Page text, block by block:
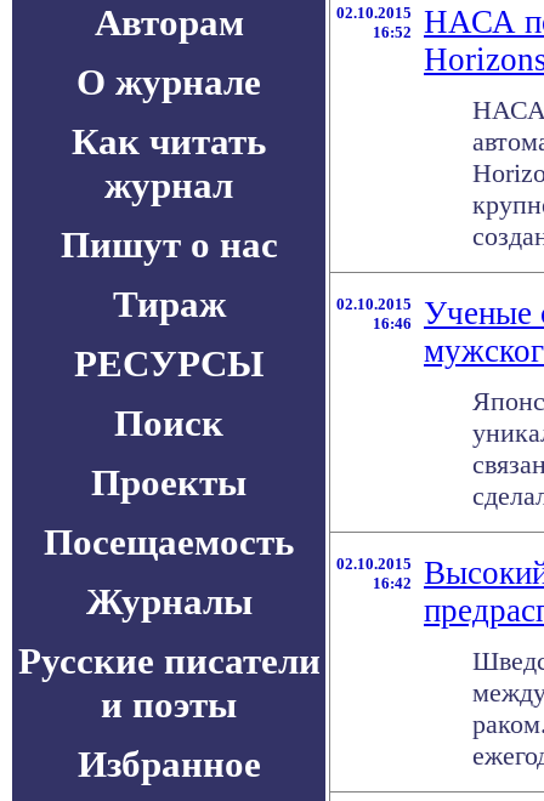
Авторам
О журнале
Как читать
журнал
Пишут о нас
Тираж
РЕСУРСЫ
Поиск
Проекты
Посещаемость
Журналы
Русские писатели
и поэты
Избранное
02.10.2015
16:52
НАСА
НАСА
02.10.2015
16:46
Ученые
02.10.2015
16:42